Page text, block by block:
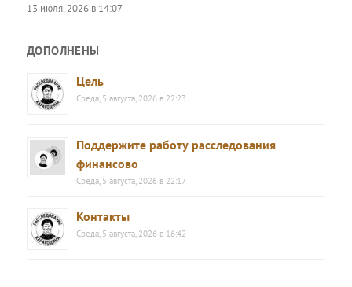
13 июля, 2026 в 14:07
ДОПОЛНЕНЫ
Цель
Среда, 5 августа, 2026 в 22:23
Поддержите работу расследования
финансово
Среда, 5 августа, 2026 в 22:17
Контакты
Среда, 5 августа, 2026 в 16:42